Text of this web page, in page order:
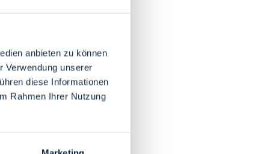
anbieten zu können
Verwendung unserer
diese Informationen
Rahmen Ihrer Nutzung